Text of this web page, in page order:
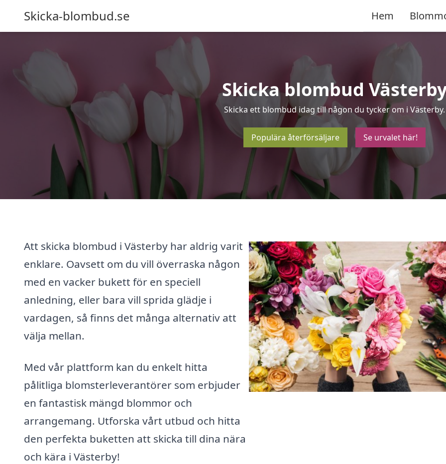
Skicka-blombud.se Hem
Skicka blombud
Skicka ett blombud idag till någon du tycker om i Västerby.
Populära återförsäljare Se urvalet här!
Att skicka blombud i Västerby har aldrig varit
enklare. Oavsett om du vill överraska någon
med en vacker bukett för en speciell
anledning, eller bara vill sprida glädje i
vardagen, så finns det många alternativ att
välja mellan.
Med vår plattform kan du enkelt hitta
pålitliga blomsterleverantörer som erbjuder
en fantastisk mängd blommor och
arrangemang. Utforska vårt utbud och hitta
den perfekta buketten att skicka till dina nära
och kära i Västerby!